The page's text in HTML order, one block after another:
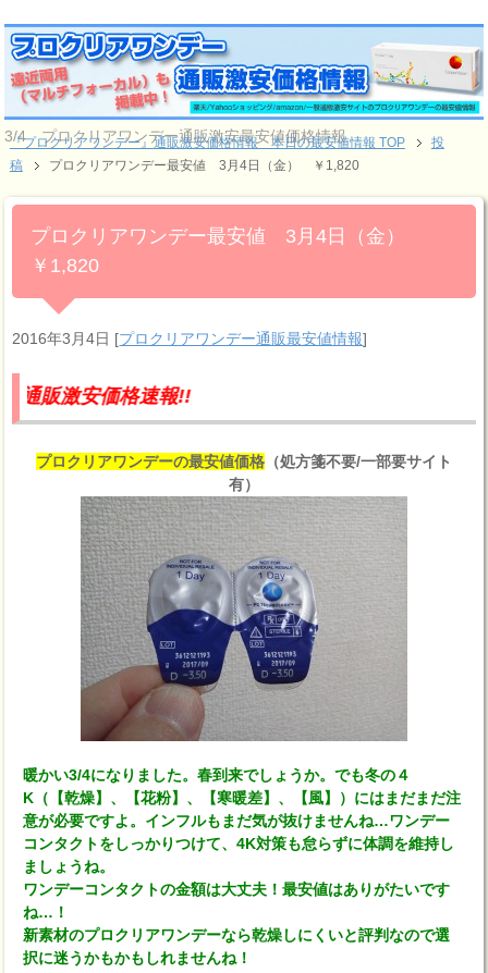
3/4 プロクリアワンデー通販激安最安値価格情報
『プロクリアワンデー』通販激安価格情報 本日の最安値情報 TOP
投
稿
プロクリアワンデー最安値 3月4日（金） ￥1,820
プロクリアワンデー最安値 3月4日（金）
￥1,820
2016年3月4日 [プロクリアワンデー通販最安値情報]
価格速報!!
プロクリアワンデーの最安値価格（処方箋不要/一部要サイト
有）
暖かい3/4になりました。春到来でしょうか。でも冬の４
K（【乾燥】、【花粉】、【寒暖差】、【風】）にはまだまだ注
意が必要ですよ。インフルもまだ気が抜けませんね…ワンデー
コンタクトをしっかりつけて、4K対策も怠らずに体調を維持し
ましょうね。
ワンデーコンタクトの金額は大丈夫！最安値はありがたいです
ね…！
新素材のプロクリアワンデーなら乾燥しにくいと評判なので選
択に迷うかもかもしれませんね！